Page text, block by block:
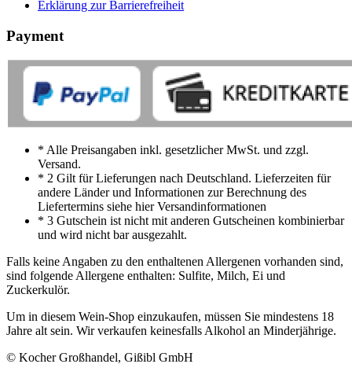
Erklärung zur Barrierefreiheit
Payment
* Alle Preisangaben inkl. gesetzlicher MwSt. und zzgl.
Versand.
* 2 Gilt für Lieferungen nach Deutschland. Lieferzeiten für
andere Länder und Informationen zur Berechnung des
Liefertermins siehe hier Versandinformationen
* 3 Gutschein ist nicht mit anderen Gutscheinen kombinierbar
und wird nicht bar ausgezahlt.
Falls keine Angaben zu den enthaltenen Allergenen vorhanden sind,
sind folgende Allergene enthalten: Sulfite, Milch, Ei und
Zuckerkulör.
Um in diesem Wein-Shop einzukaufen, müssen Sie mindestens 18
Jahre alt sein. Wir verkaufen keinesfalls Alkohol an Minderjährige.
© Kocher Großhandel, Gißibl GmbH